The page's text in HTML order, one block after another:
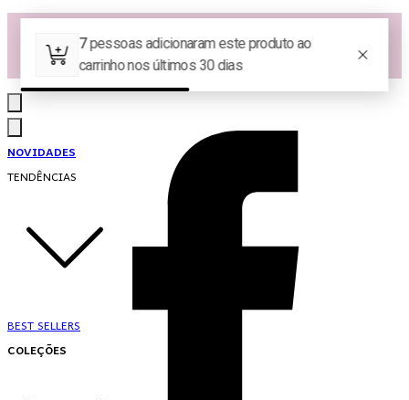
Las Queridas Club🌷 - Ganhe 5% Cashback em pontos na sua compra!
Ganhe 10% OFF na 1ª compra no App: PRIMEIRANOAPP 😍
♡ Coleção Nova: Grace in Motion ♡
NOVIDADES
TENDÊNCIAS
BEST SELLERS
COLEÇÕES